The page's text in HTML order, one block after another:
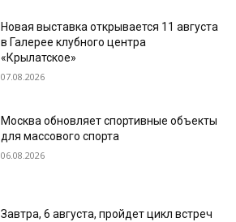
Новая выставка открывается 11 августа
в Галерее клубного центра
«Крылатское»
07.08.2026
Москва обновляет спортивные объекты
для массового спорта
06.08.2026
Завтра, 6 августа, пройдет цикл встреч